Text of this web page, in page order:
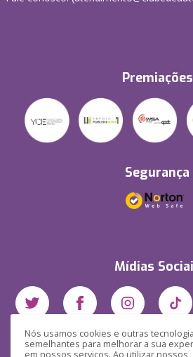
Nós usamos cookies e outras
semelhantes para melhorar a sua
em nossos serviços. Ao utilizar nossos
Premiações
Segurança
Mídias